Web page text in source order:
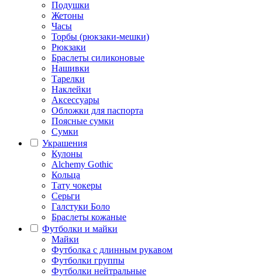
Подушки
Жетоны
Часы
Торбы (рюкзаки-мешки)
Рюкзаки
Браслеты силиконовые
Нашивки
Тарелки
Наклейки
Аксессуары
Обложки для паспорта
Поясные сумки
Сумки
Украшения
Кулоны
Alchemy Gothic
Кольца
Тату чокеры
Серьги
Галстуки Боло
Браслеты кожаные
Футболки и майки
Майки
Футболка с длинным рукавом
Футболки группы
Футболки нейтральные